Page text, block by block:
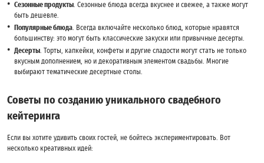
Сезонные продукты . Сезонные блюда всегда вкуснее и свежее, а также могут
быть дешевле.
Популярные блюда . Всегда включайте несколько блюд, которые нравятся
большинству: это могут быть классические закуски или привычные десерты.
Десерты . Торты, капкейки, конфеты и другие сладости могут стать не только
вкусным дополнением, но и декоративным элементом свадьбы. Многие
выбирают тематические десертные столы.
Советы по созданию уникального свадебного
кейтеринга
Если вы хотите удивить своих гостей, не бойтесь экспериментировать. Вот
несколько креативных идей: